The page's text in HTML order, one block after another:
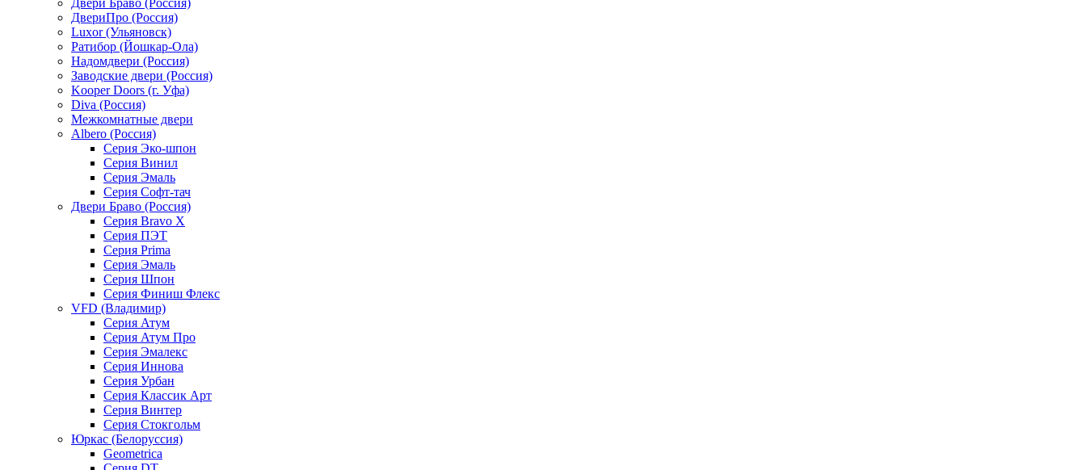
ДвериПро (Россия)
Luxor (Ульяновск)
Ратибор (Йошкар-Ола)
Надомдвери (Россия)
Заводские двери (Россия)
Kooper Doors (г. Уфа)
Diva (Россия)
Межкомнатные двери
Albero (Россия)
Серия Эко-шпон
Серия Винил
Серия Эмаль
Серия Софт-тач
Двери Браво (Россия)
Серия Bravo X
Серия ПЭТ
Серия Prima
Серия Эмаль
Серия Шпон
Серия Финиш Флекс
VFD (Владимир)
Серия Атум
Серия Атум Про
Серия Эмалекс
Серия Иннова
Серия Урбан
Серия Классик Арт
Серия Винтер
Серия Стокгольм
Юркас (Белоруссия)
Geometrica